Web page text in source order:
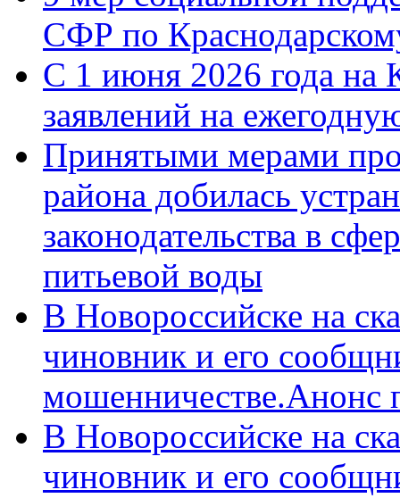
СФР по
С 1 июня 2026 года на
заявлений на
Принятыми мерами
района добилась
законодательства в
питьевой воды
В Новороссийске на
чиновник и его
мошенничестве.Анонс
В Новороссийске на
чиновник и его